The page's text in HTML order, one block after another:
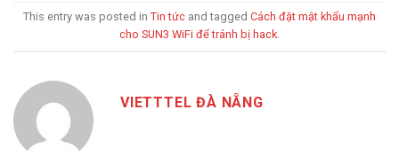
This entry was posted in Tin tức and tagged Cách đặt mật khẩu mạnh
cho SUN3 WiFi để tránh bị hack.
VIETTTEL ĐÀ NẴNG